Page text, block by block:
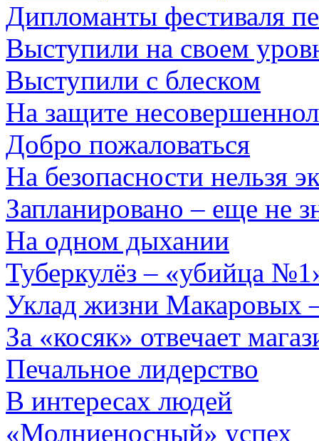
Дипломанты фестиваля
Выступили на своем
Выступили с блеском
На защите
Добро пожаловаться
На безопасности нельзя
Запланировано – еще не
На одном дыхании
Туберкулёз – «убийца
Уклад жизни Макаровых
За «косяк» отвечает
Печальное лидерство
В интересах людей
«Молниеносный» успех